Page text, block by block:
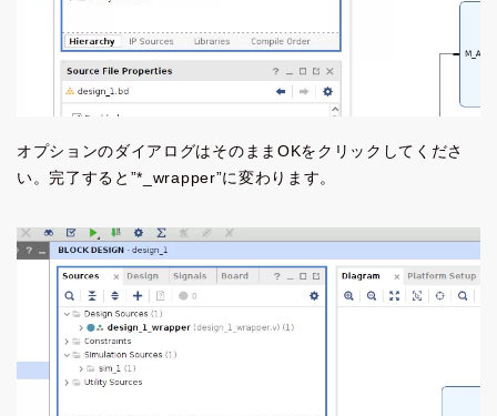
オプションのダイアログはそのままOKをクリックしてくださ
い。完了すると”*_wrapper”に変わります。